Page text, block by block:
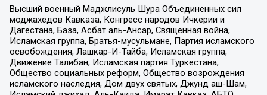
Высший военный Маджлисуль Шура Объединенных сил
моджахедов Кавказа, Конгресс народов Ичкерии и
Дагестана, База, Асбат аль-Ансар, Священная война,
Исламская группа, Братья-мусульмане, Партия исламского
освобождения, Лашкар-И-Тайба, Исламская группа,
Движение Талибан, Исламская партия Туркестана,
Общество социальных реформ, Общество возрождения
исламского наследия, Дом двух святых, Джунд аш-Шам,